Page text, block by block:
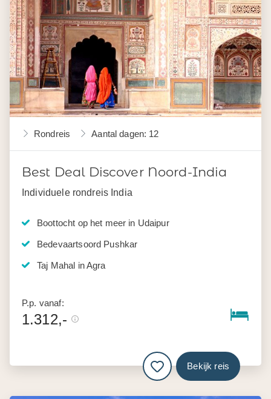
Rondreis Aantal dagen: 12
Best Deal Discover Noord-India
Individuele rondreis India
Boottocht op het meer in Udaipur
Bedevaartsoord Pushkar
Taj Mahal in Agra
P.p. vanaf:
1.312,-
Bekijk reis